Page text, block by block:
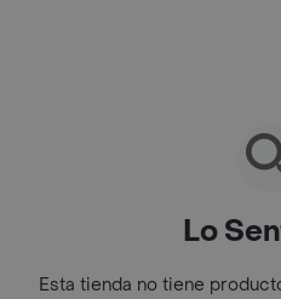
Lo
Esta tienda no tiene